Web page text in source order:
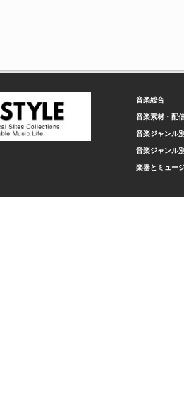
音楽総合
音楽素材・配
音楽ジャンル
音楽ジャンル
楽器とミュー